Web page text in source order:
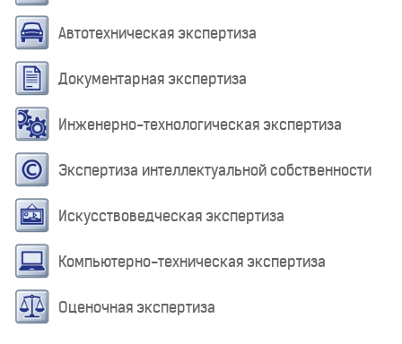
Автотехническая экспертиза
Документарная экспертиза
Инженерно-технологическая экспертиза
Экспертиза интеллектуальной собственности
Искусствоведческая экспертиза
Компьютерно-техническая экспертиза
Оценочная экспертиза